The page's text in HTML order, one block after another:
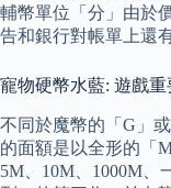
輔幣單位「分」由於
告和銀行對帳單上還
寵物硬幣水藍: 遊戲重
不同於魔幣的「G」
的面額是以全形的「
5M、10M、1000M、